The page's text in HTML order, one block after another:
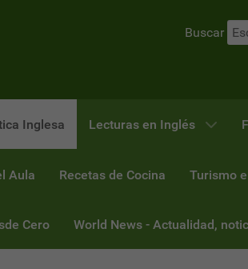
Buscar
Inglesa Lecturas en Inglés
Aula Recetas de Cocina Turismo
Cero World News - Actualidad,